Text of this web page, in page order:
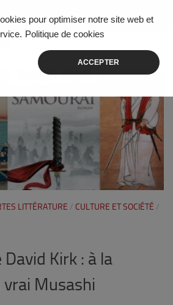
pour optimiser notre site web et
Politique de cookies
ACCEPTER
LITTÉRATURE / CULTURE ET SOCIÉTÉ /
Kirk : à la
Musashi